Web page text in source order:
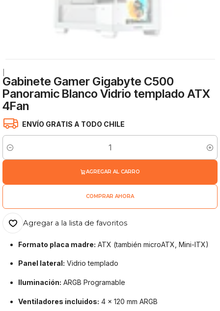
Gabinete Gamer Gigabyte C500
Panoramic Blanco Vidrio templado ATX
4Fan
ENVÍO GRATIS A TODO CHILE
Cantidad
AGREGAR AL CARRO
COMPRAR AHORA
Agregar a la lista de favoritos
Formato placa madre: ATX (también microATX, Mini-ITX)
Panel lateral: Vidrio templado
Iluminación: ARGB Programable
Ventiladores incluidos: 4 x 120 mm ARGB